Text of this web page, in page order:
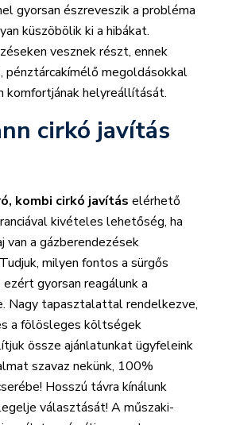
gyorsan észreveszik a probléma
küszöbölik ki a hibákat.
vesznek részt, ennek
pénztárcakímélő megoldásokkal
komfortjának helyreállítását.
cirkó javítás
kombi cirkó javítás elérhető
kivételes lehetőség, ha
van a gázberendezések
milyen fontos a sürgős
gyorsan reagálunk a
Nagy tapasztalattal rendelkezve,
a fölösleges költségek
össze ajánlatunkat ügyfeleink
szavaz nekünk, 100%
Hosszú távra kínálunk
választását! A műszaki-